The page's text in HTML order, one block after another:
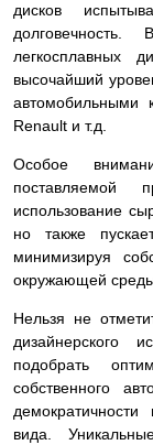
дисков
легкосплавных
высочайший
автомобильными
Renault и т.д.
Особое
поставляемой
использование
но также
минимизируя
окружающей
Нельзя не
дизайнерского
подобрать
собственного
вида.